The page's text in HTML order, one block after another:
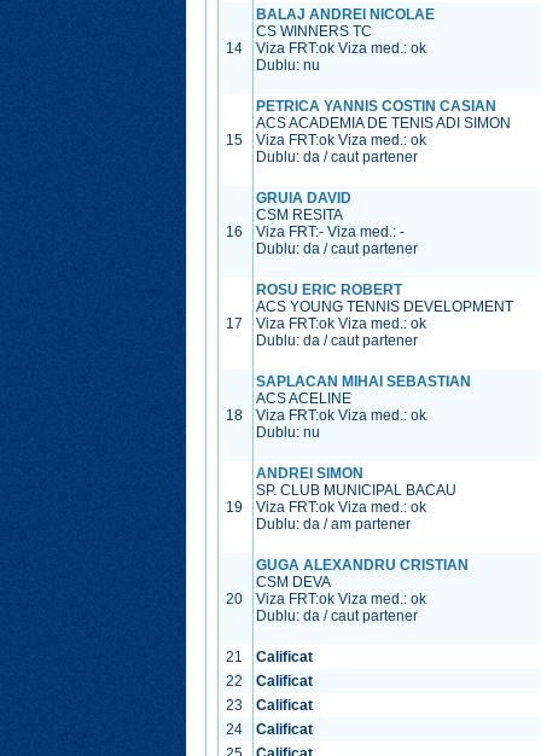
14
BALAJ ANDREI NICOLAE
CS WINNERS TC
Viza FRT:ok Viza med.:ok
Dublu: nu
15
PETRICA YANNIS COSTIN CASIAN
ACS ACADEMIA DE TENIS ADI SIMON
Viza FRT:ok Viza med.:ok
Dublu: da / caut partener
16
GRUIA DAVID
CSM RESITA
Viza FRT:- Viza med.:-
Dublu: da / caut partener
17
ROSU ERIC ROBERT
ACS YOUNG TENNIS DEVELOPMENT
Viza FRT:ok Viza med.:ok
Dublu: da / caut partener
18
SAPLACAN MIHAI SEBASTIAN
ACS ACELINE
Viza FRT:ok Viza med.:ok
Dublu: nu
19
ANDREI SIMON
SP. CLUB MUNICIPAL BACAU
Viza FRT:ok Viza med.:ok
Dublu: da / am partener
20
GUGA ALEXANDRU CRISTIAN
CSM DEVA
Viza FRT:ok Viza med.:ok
Dublu: da / caut partener
21
Calificat
22
Calificat
23
Calificat
24
Calificat